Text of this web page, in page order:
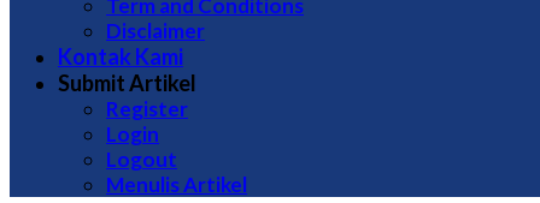
Term and Conditions
Disclaimer
Kontak Kami
Submit Artikel
Register
Login
Logout
Menulis Artikel